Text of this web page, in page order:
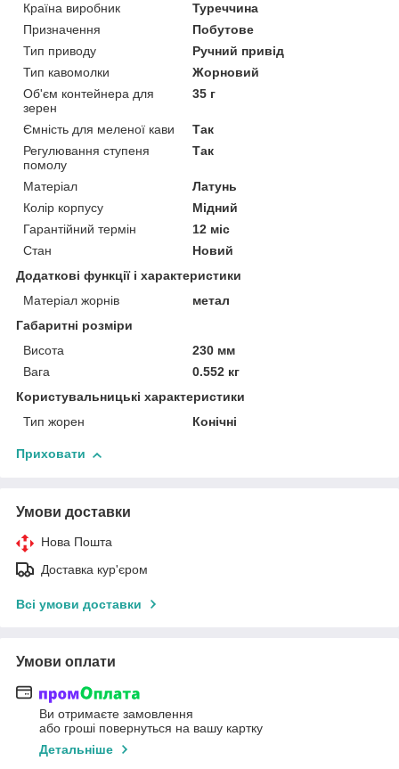
Країна виробник
Туреччина
Призначення
Побутове
Тип приводу
Ручний привід
Тип кавомолки
Жорновий
Об'єм контейнера для
зерен
35 г
Ємність для меленої кави
Так
Регулювання ступеня
помолу
Так
Матеріал
Латунь
Колір корпусу
Мідний
Гарантійний термін
12 міс
Стан
Новий
Додаткові функції і характеристики
Матеріал жорнів
метал
Габаритні розміри
Висота
230 мм
Вага
0.552 кг
Користувальницькі характеристики
Тип жорен
Конічні
Приховати
Умови доставки
Нова Пошта
Доставка кур'єром
Всі умови доставки
Умови оплати
Ви отримаєте замовлення
або гроші повернуться на вашу картку
Детальніше